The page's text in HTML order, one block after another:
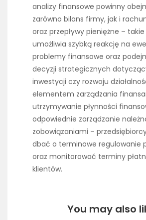
analizy finansowe powinny
zarówno bilans firmy, jak i
oraz przepływy pieniężne –
umożliwia szybką reakcję na
problemy finansowe oraz
decyzji strategicznych
inwestycji czy rozwoju
elementem zarządzania
utrzymywanie płynności
odpowiednie zarządzanie
zobowiązaniami –
dbać o terminowe regulowanie
oraz monitorować terminy
klientów.
You may also